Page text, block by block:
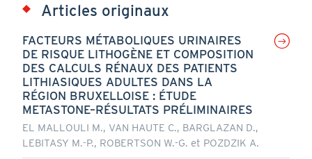
Articles originaux
FACTEURS MÉTABOLIQUES URINAIRES
DE RISQUE LITHOGÈNE ET COMPOSITION
DES CALCULS RÉNAUX DES PATIENTS
LITHIASIQUES ADULTES DANS LA
RÉGION BRUXELLOISE : ÉTUDE
METASTONE–RÉSULTATS PRÉLIMINAIRES
EL MALLOULI M., VAN HAUTE C., BARGLAZAN D.,
LEBITASY M.-P., ROBERTSON W.-G. et POZDZIK A.